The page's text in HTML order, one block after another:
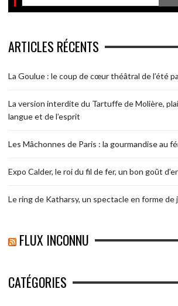
ARTICLES RÉCENTS
La Goulue : le coup de cœur théâtral de l’été
La version interdite du Tartuffe de Molière,
langue et de l’esprit
Les Mâchonnes de Paris : la gourmandise au
Expo Calder, le roi du fil de fer, un bon goût
Le ring de Katharsy, un spectacle en forme de
FLUX INCONNU
CATÉGORIES